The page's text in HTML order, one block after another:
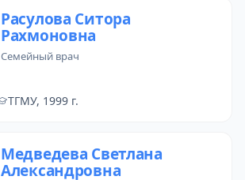
Расулова Ситора
Рахмоновна
семейный врач
ТГМУ, 1999 г.
Медведева Светлана
Александровна